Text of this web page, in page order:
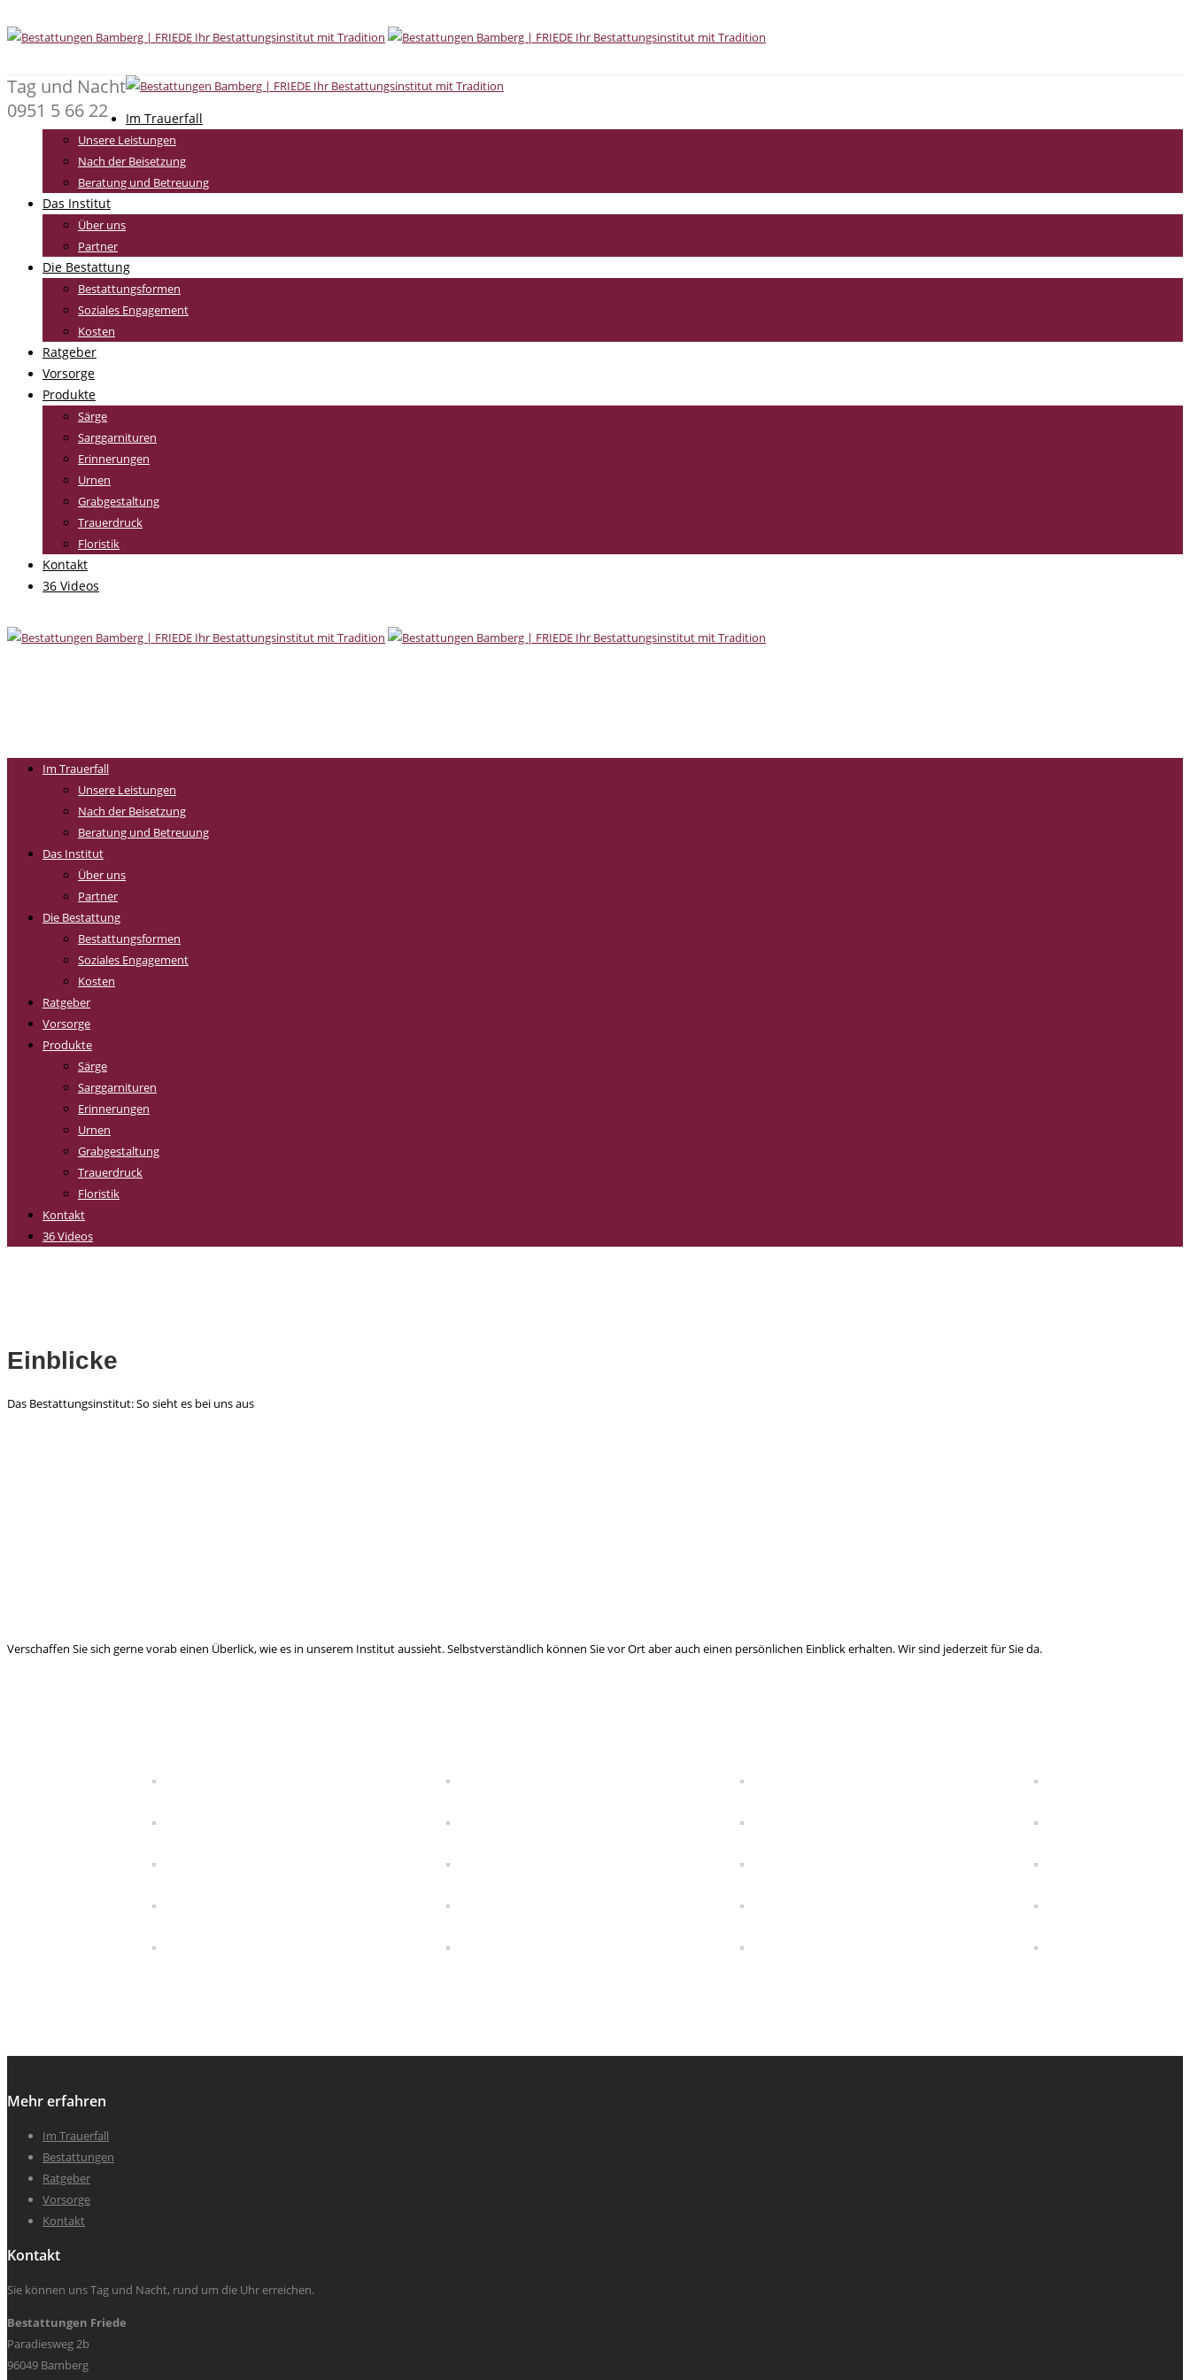
Tag und Nacht
0951 5 66 22
Im Trauerfall
Unsere Leistungen
Nach der Beisetzung
Beratung und Betreuung
Das Institut
Über uns
Partner
Die Bestattung
Bestattungsformen
Soziales Engagement
Kosten
Ratgeber
Vorsorge
Produkte
Särge
Sarggarnituren
Erinnerungen
Urnen
Grabgestaltung
Trauerdruck
Floristik
Kontakt
36 Videos
Im Trauerfall
Unsere Leistungen
Nach der Beisetzung
Beratung und Betreuung
Das Institut
Über uns
Partner
Die Bestattung
Bestattungsformen
Soziales Engagement
Kosten
Ratgeber
Vorsorge
Produkte
Särge
Sarggarnituren
Erinnerungen
Urnen
Grabgestaltung
Trauerdruck
Floristik
Kontakt
36 Videos
Einblicke
Das Bestattungsinstitut: So sieht es bei uns aus
Verschaffen Sie sich gerne vorab einen Überlick, wie es in unserem Institut aussieht. Selbstverständlich können Sie vor Ort aber auch einen persönlichen Einblick erhalten. Wir sind jederzeit für Sie da.
Mehr erfahren
Im Trauerfall
Bestattungen
Ratgeber
Vorsorge
Kontakt
Kontakt
Sie können uns Tag und Nacht, rund um die Uhr erreichen.
Bestattungen Friede
Paradiesweg 2b
96049 Bamberg